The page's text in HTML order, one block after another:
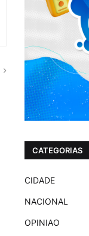
CATEGORIAS
CIDADE
NACIONAL
OPINIAO